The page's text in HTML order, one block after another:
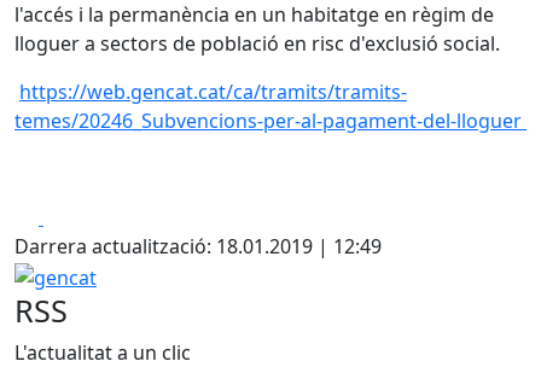
l'accés i la permanència en un habitatge en règim de
lloguer a sectors de població en risc d'exclusió social.
https://web.gencat.cat/ca/tramits/tramits-
temes/20246_Subvencions-per-al-pagament-del-lloguer
Darrera actualització: 18.01.2019 | 12:49
gencat
RSS
L'actualitat a un clic